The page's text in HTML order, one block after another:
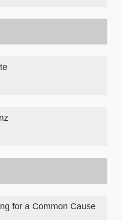
for a Common Cause